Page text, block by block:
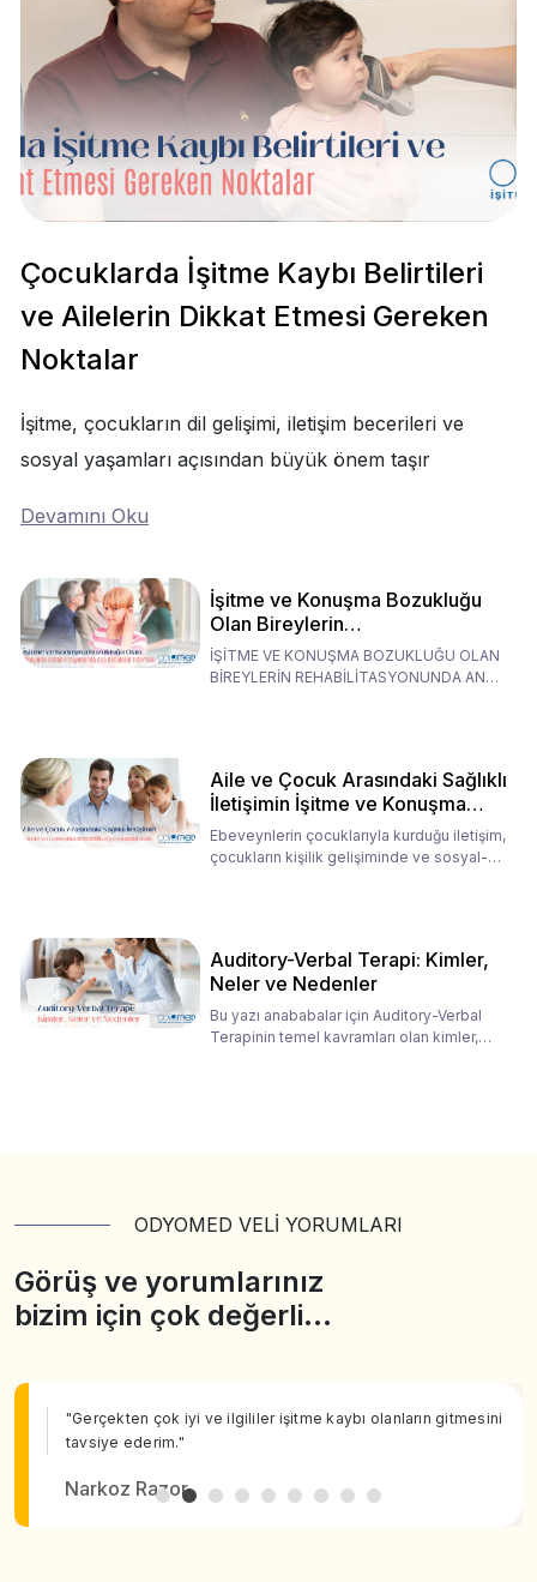
Çocuklarda İşitme Kaybı Belirtileri
ve Ailelerin Dikkat Etmesi Gereken
Noktalar
İşitme, çocukların dil gelişimi, iletişim becerileri ve
sosyal yaşamları açısından büyük önem taşır
Devamını Oku
İşitme ve Konuşma Bozukluğu
Olan Bireylerin
Rehabilitasyonunda Ana
Babaların Tutumları
İŞİTME VE KONUŞMA BOZUKLUĞU OLAN
BİREYLERİN REHABİLİTASYONUNDA ANA
Aile ve Çocuk Arasındaki Sağlıklı
İletişimin İşitme ve Konuşma
Rehabilitasyonundaki Rolü
Ebeveynlerin çocuklarıyla kurduğu iletişim,
çocukların kişilik gelişiminde ve sosyal-
Auditory-Verbal Terapi: Kimler,
Neler ve Nedenler
Bu yazı anababalar için Auditory-Verbal
Terapinin temel kavramları olan kimler,
ODYOMED VELİ YORUMLARI
Görüş ve yorumlarınız
bizim için çok değerli…
"Gerçekten çok iyi ve ilgililer işitme kaybı olanların gitmesini
tavsiye ederim."
Narkoz Razor